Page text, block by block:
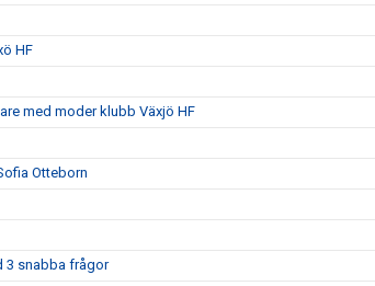
HF
med moder klubb Växjö HF
Otteborn
3 snabba frågor